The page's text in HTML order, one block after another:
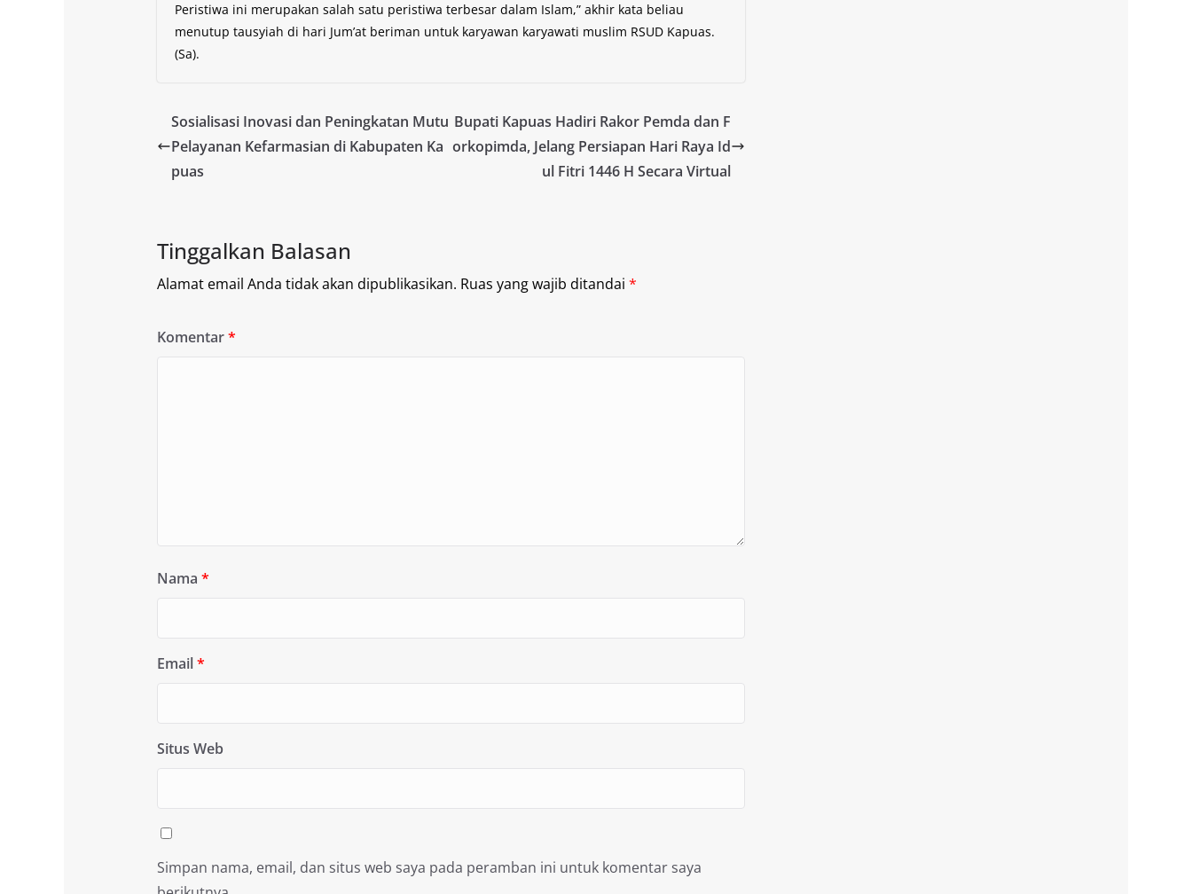
Peristiwa ini merupakan salah satu peristiwa terbesar dalam Islam,” akhir kata beliau
menutup tausyiah di hari Jum’at beriman untuk karyawan karyawati muslim RSUD Kapuas.
(Sa).
Sosialisasi Inovasi dan Peningkatan Mutu
Pelayanan Kefarmasian di Kabupaten Ka
puas
Bupati Kapuas Hadiri Rakor Pemda dan F
orkopimda, Jelang Persiapan Hari Raya Id
ul Fitri 1446 H Secara Virtual
Tinggalkan Balasan
Alamat email Anda tidak akan dipublikasikan. Ruas yang wajib ditandai *
Komentar*
Nama *
Email*
Situs Web
Simpan nama, email, dan situs web saya pada peramban ini untuk komentar saya